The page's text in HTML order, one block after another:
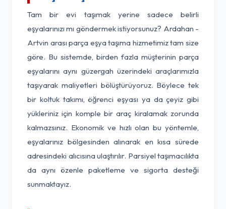
Tam bir evi taşımak yerine sadece belirli
eşyalarınızı mı göndermek istiyorsunuz? Ardahan -
Artvin arası parça eşya taşıma hizmetimiz tam size
göre. Bu sistemde, birden fazla müşterinin parça
eşyalarını aynı güzergah üzerindeki araçlarımızla
taşıyarak maliyetleri bölüştürüyoruz. Böylece tek
bir koltuk takımı, öğrenci eşyası ya da çeyiz gibi
yükleriniz için komple bir araç kiralamak zorunda
kalmazsınız. Ekonomik ve hızlı olan bu yöntemle,
eşyalarınız bölgesinden alınarak en kısa sürede
adresindeki alıcısına ulaştırılır. Parsiyel taşımacılıkta
da aynı özenle paketleme ve sigorta desteği
sunmaktayız.